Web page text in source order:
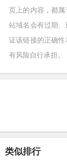
页上的内容，都
站域名会有过期
证该链接的正确
有风险自行承担。
类似排行